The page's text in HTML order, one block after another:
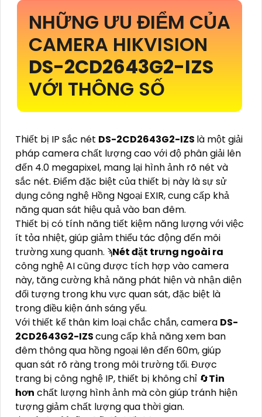
NHỮNG ƯU ĐIỂM CỦA
CAMERA HIKVISION
DS-2CD2643G2-IZS
VỚI THÔNG SỐ
Thiết bị IP sắc nét DS-2CD2643G2-IZS là một giải
pháp camera chất lượng cao với độ phân giải lên
đến 4.0 megapixel, mang lại hình ảnh rõ nét và
sắc nét. Điểm đặc biệt của thiết bị này là sự sử
dụng công nghệ Hồng Ngoại EXIR, cung cấp khả
năng quan sát hiệu quả vào ban đêm.
Thiết bị có tính năng tiết kiệm năng lượng với việc
ít tỏa nhiệt, giúp giảm thiểu tác động đến môi
trường xung quanh. ϡNét đặt trưng ngoài ra
công nghệ AI cũng được tích hợp vào camera
này, tăng cường khả năng phát hiện và nhận diện
đối tượng trong khu vực quan sát, đặc biệt là
trong điều kiện ánh sáng yếu.
Với thiết kế thân kim loại chắc chắn, camera DS-
2CD2643G2-IZScung cấp khả năng xem ban
đêm thông qua hồng ngoại lên đến 60m, giúp
quan sát rõ ràng trong môi trường tối. Được
trang bị công nghệ IP, thiết bị không chỉ 🔄Tin
hơn chất lượng hình ảnh mà còn giúp tránh hiện
tượng giảm chất lượng qua thời gian.